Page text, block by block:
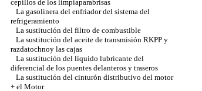
cepillos de los limpiaparabrisas
La gasolinera del enfriador del sistema del
refrigeramiento
La sustitución del filtro de combustible
La sustitución del aceite de transmisión RKPP y
razdatochnoy las cajas
La sustitución del líquido lubricante del
diferencial de los puentes delanteros y traseros
La sustitución del cinturón distributivo del motor
+ el Motor